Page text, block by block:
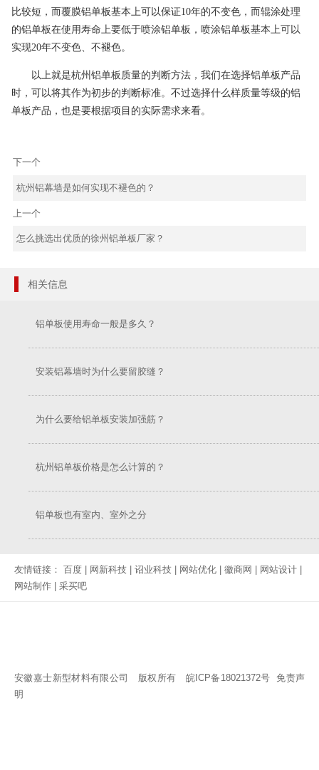
比较短，而覆膜铝单板基本上可以保证10年的不变色，而辊涂处理
的铝单板在使用寿命上要低于喷涂铝单板，喷涂铝单板基本上可以
实现20年不变色、不褪色。
以上就是杭州铝单板质量的判断方法，我们在选择铝单板产品
时，可以将其作为初步的判断标准。不过选择什么样质量等级的铝
单板产品，也是要根据项目的实际需求来看。
下一个
杭州铝幕墙是如何实现不褪色的？
上一个
怎么挑选出优质的徐州铝单板厂家？
相关信息
铝单板使用寿命一般是多久？
安装铝幕墙时为什么要留胶缝？
为什么要给铝单板安装加强筋？
杭州铝单板价格是怎么计算的？
铝单板也有室内、室外之分
友情链接： 百度 | 网新科技 | 诏业科技 | 网站优化 | 徽商网 | 网站设计 |
网站制作 | 采买吧
安徽嘉士新型材料有限公司 版权所有 皖ICP备18021372号
免责声
明